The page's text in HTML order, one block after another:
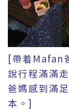
[帶着Mafan
說行程滿滿
爸媽感到滿
本。]